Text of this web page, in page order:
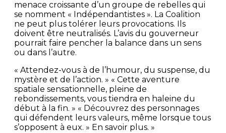
menace croissante d’un groupe de rebelles qui
se nomment « Indépendantistes ». La Coalition
ne peut plus tolérer leurs provocations. Ils
doivent être neutralisés. L’avis du gouverneur
pourrait faire pencher la balance dans un sens
ou dans l’autre.
« Attendez-vous à de l’humour, du suspense, du
mystère et de l’action. » « Cette aventure
spatiale sensationnelle, pleine de
rebondissements, vous tiendra en haleine du
début à la fin. » « Découvrez des personnages
qui défendent leurs valeurs, même lorsque tous
s’opposent à eux. » En savoir plus. »